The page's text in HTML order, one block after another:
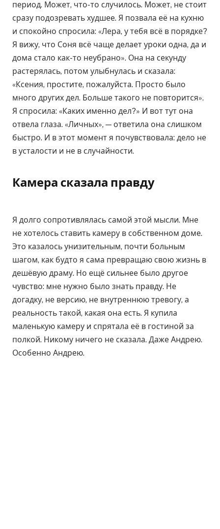
период. Может, что-то случилось. Может, не стоит
сразу подозревать худшее. Я позвала её на кухню
и спокойно спросила: «Лера, у тебя всё в порядке?
Я вижу, что Соня всё чаще делает уроки одна, да и
дома стало как-то неубрано». Она на секунду
растерялась, потом улыбнулась и сказала:
«Ксения, простите, пожалуйста. Просто было
много других дел. Больше такого не повторится».
Я спросила: «Каких именно дел?» И вот тут она
отвела глаза. «Личных», — ответила она слишком
быстро. И в этот момент я почувствовала: дело не
в усталости и не в случайности.
Камера сказала правду
Я долго сопротивлялась самой этой мысли. Мне
не хотелось ставить камеру в собственном доме.
Это казалось унизительным, почти больным
шагом, как будто я сама превращаю свою жизнь в
дешёвую драму. Но ещё сильнее было другое
чувство: мне нужно было знать правду. Не
догадку, не версию, не внутреннюю тревогу, а
реальность такой, какая она есть. Я купила
маленькую камеру и спрятала её в гостиной за
полкой. Никому ничего не сказала. Даже Андрею.
Особенно Андрею.